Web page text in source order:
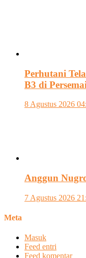
Perhutani
B3 di
8 Agustus 2026
Anggun
7 Agustus 2026
Meta
Masuk
Feed entri
Feed komentar